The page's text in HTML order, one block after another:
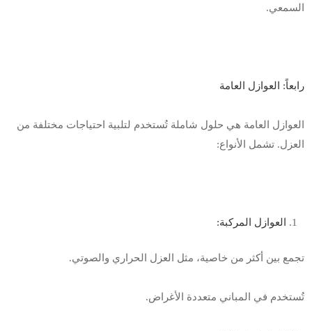
السمعي.
رابعاً: العوازل العامة
العوازل العامة هي حلول شاملة تُستخدم لتلبية احتياجات مختلفة من
العزل. تشمل الأنواع:
العوازل المركبة:
تجمع بين أكثر من خاصية، مثل العزل الحراري والصوتي.
تُستخدم في المباني متعددة الأغراض.